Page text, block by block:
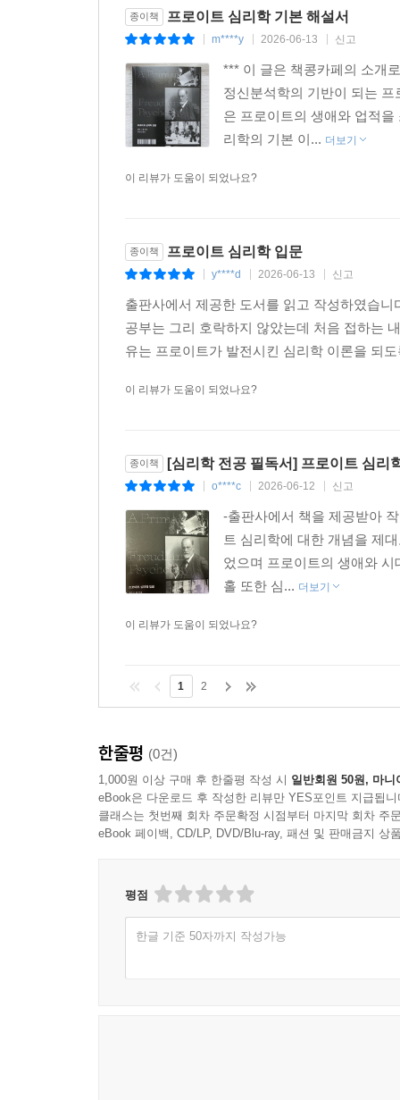
종이책 프로이트 심리학 기본 해설서
m****y 2026-06-13 신고
*** 이 글은 책콩카페의 소개
정신분석학의 기반이 되는
은 프로이트의 생애와 업적
리학의 기본 이... 더보기
이 리뷰가 도움이 되었나요?
종이책 프로이트 심리학 입문
y****d 2026-06-13 신고
출판사에서 제공한 도서를 읽고 작성하였습
공부는 그리 호락하지 않았는데 처음 접하는
유는 프로이트가 발전시킨 심리학 이론을 되
이 리뷰가 도움이 되었나요?
종이책 [심리학 전공 필독서] 프로이트 심리
o****c 2026-06-12 신고
-출판사에서 책을 제공받아
트 심리학에 대한 개념을 제
었으며 프로이트의 생애와
홀 또한 심... 더보기
이 리뷰가 도움이 되었나요?
1 2
한줄평 (0건)
1,000원 이상 구매 후 한줄평 작성 시 일반회원 50원, 마니
eBook은 다운로드 후 작성한 리뷰만 YES포인트 지급됩니
클래스는 첫번째 회차 주문확정 시점부터 마지막 회차 주
eBook 페이백, CD/LP, DVD/Blu-ray, 패션 및 판매금지 상
평점
한글 기준 50자까지 작성가능